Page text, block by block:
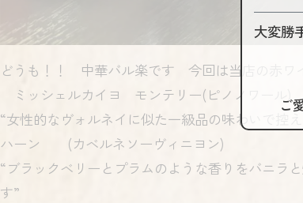
どうも！！ 中華バル楽です 今回は当店の赤ワ
ミッシェルカイヨ モンテリー(ピノノワール)
“女性的なヴォルネイに似た一級品の味わいで控え
ハーン (カベルネソーヴィニヨン)
“ブラックベリーとプラムのような香りをバニラ
す”
大変勝
ご